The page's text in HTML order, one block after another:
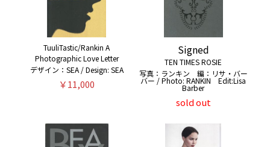
TuuliTastic/Rankin A
Photographic Love Letter
デザイン：SEA / Design: SEA
￥11,000
Signed
TEN TIMES ROSIE
写真：ランキン 編：リサ・バー
バー / Photo: RANKIN Edit:Lisa
Barber
sold out